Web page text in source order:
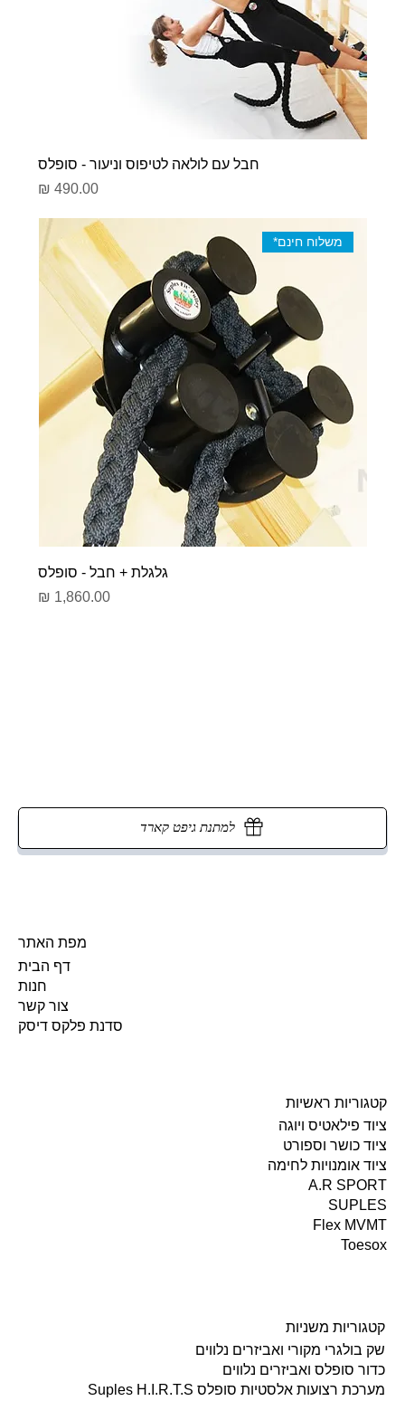
חבל עם לולאה לטיפוס וניעור - סופלס
מחיר
משלוח חינם*
גלגלת + חבל - סופלס
מחיר
שק בולגרי מקורי ואביזרים נלווים
כדור סופלס ואביזרים נלווים
מערכת רצועות אלסטיות סופלס Suples H.I.R.T.S
קטגוריות משניות
ציוד פילאטיס ויוגה
ציוד כושר וספורט
ציוד אומנויות לחימה
A.R SPORT
SUPLES
Flex MVMT
Toesox
קטגוריות ראשיות
דף הבית
חנות
צור קשר
סדנת פלקס דיסק
מפת האתר
למתנת גיפט קארד